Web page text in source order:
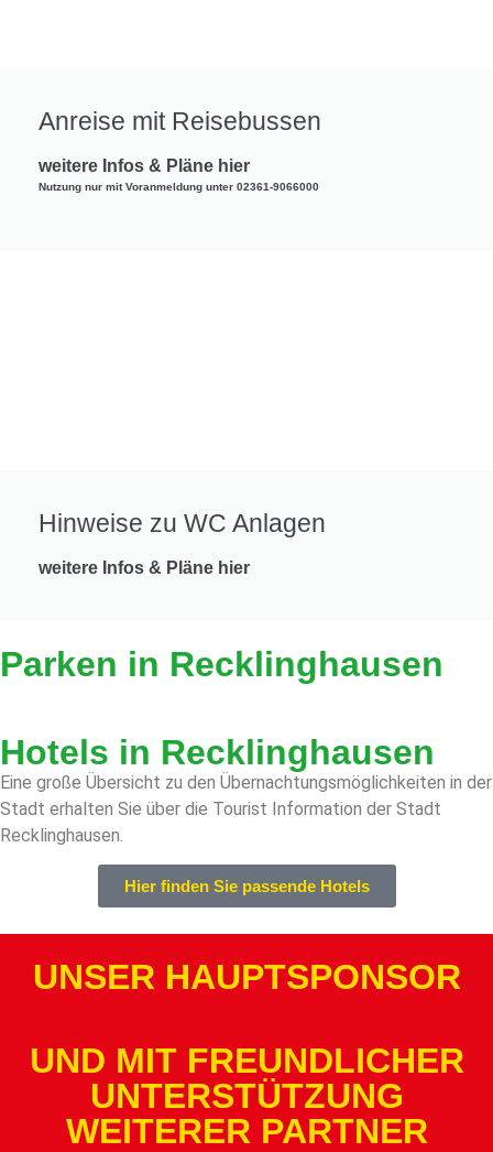
Anreise mit Reisebussen
weitere Infos & Pläne hier
Nutzung nur mit Voranmeldung unter 02361-9066000
Hinweise zu WC Anlagen
weitere Infos & Pläne hier
Parken in Recklinghausen
Hotels in Recklinghausen
Eine große Übersicht zu den Übernachtungsmöglichkeiten in der
Stadt erhalten Sie über die Tourist Information der Stadt
Recklinghausen.
Hier finden Sie passende Hotels
UNSER HAUPTSPONSOR
UND MIT FREUNDLICHER
UNTERSTÜTZUNG
WEITERER PARTNER